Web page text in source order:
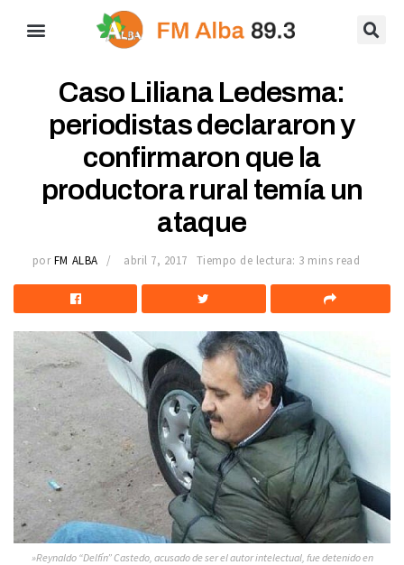
Caso Liliana Ledesma:
periodistas declararon y
confirmaron que la
productora rural temía un
ataque
por FM ALBA abril 7, 2017 Tiempo de lectura: 3 mins read
»Reynaldo “Delfín” Castedo, acusado de ser el autor intelectual, fue detenido en